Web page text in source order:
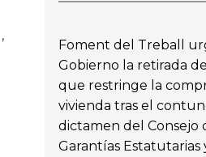
Foment del Treball
Gobierno la retirada
que restringe la
vivienda tras el
dictamen del Consejo
Garantías